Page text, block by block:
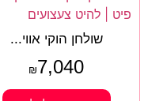
שולחן הוקי אווי...
₪7,040